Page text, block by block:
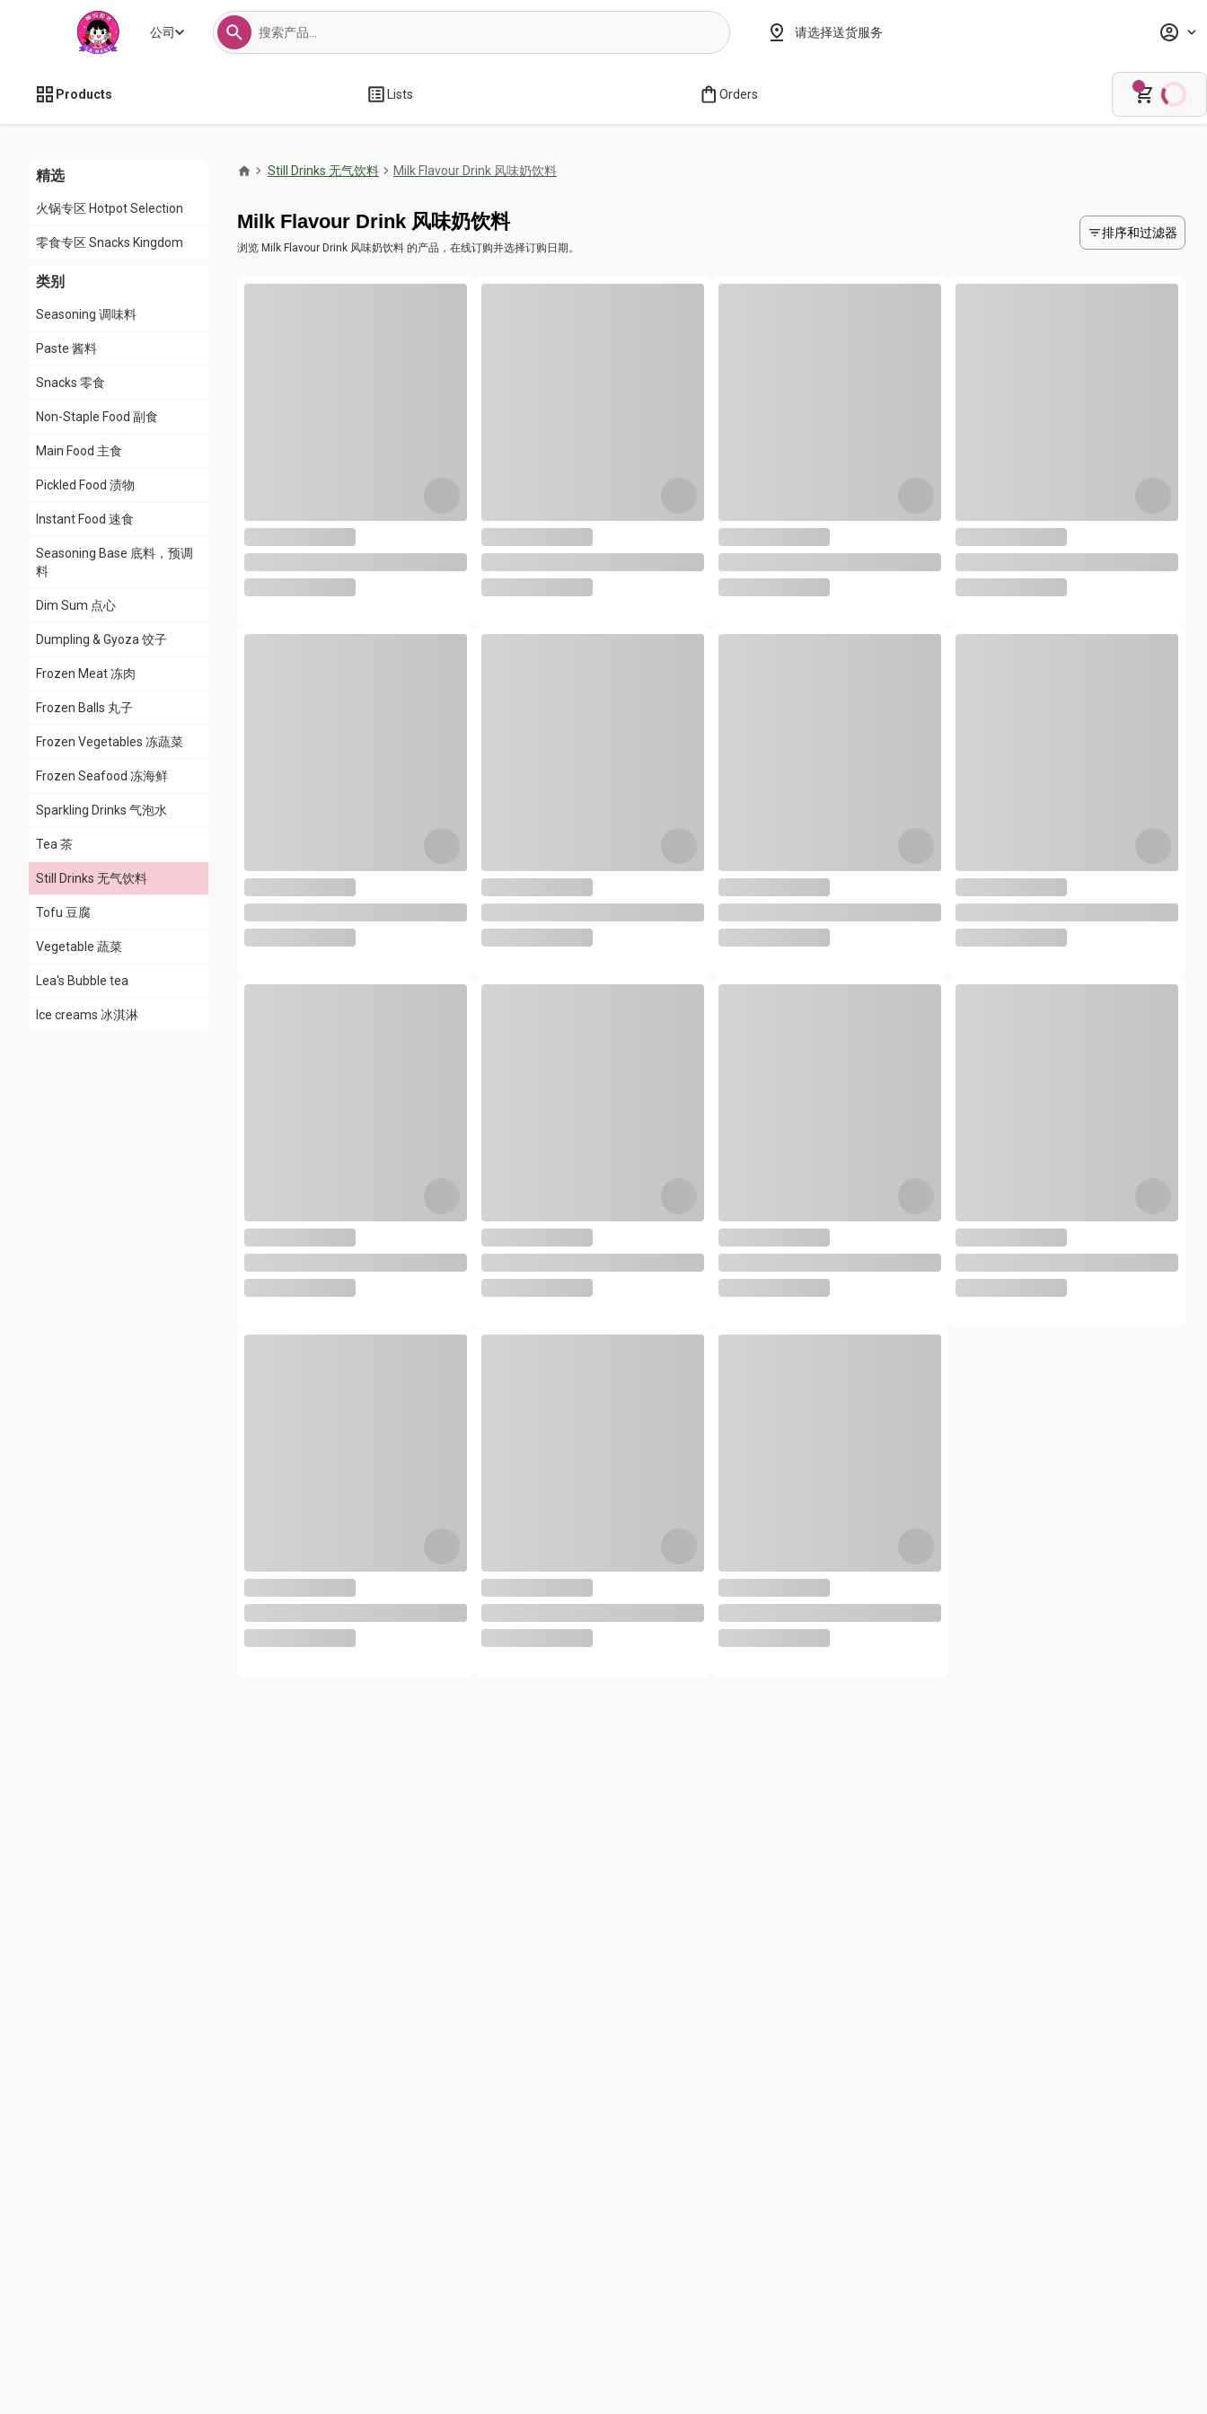
公司 请选择送货服务
Products Lists Orders
精选
火锅专区 Hotpot Selection
零食专区 Snacks Kingdom
类别
Seasoning 调味料
Paste 酱料
Snacks 零食
Non-Staple Food 副食
Main Food 主食
Pickled Food 渍物
Instant Food 速食
Seasoning Base 底料，预调
料
Dim Sum 点心
Dumpling & Gyoza 饺子
Frozen Meat 冻肉
Frozen Balls 丸子
Frozen Vegetables 冻蔬菜
Frozen Seafood 冻海鲜
Sparkling Drinks 气泡水
Tea 茶
Still Drinks 无气饮料
全部
Sport & Energy Drink 运动
Drinks 水果口味无气饮料
Tofu 豆腐
Vegetable 蔬菜
Lea's Bubble tea
Ice creams 冰淇淋
Still Drinks 无气饮料 Milk Flavour Drink 风味奶饮料
Milk Flavour Drink 风味奶饮料
浏览 Milk Flavour Drink 风味奶饮料 的产品，在线订购并选择订购日期。
排序和过滤器